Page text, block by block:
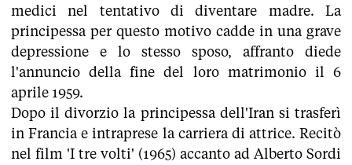
medici nel tentativo di diventare madre. La
principessa per questo motivo cadde in una grave
depressione e lo stesso sposo, affranto diede
l'annuncio della fine del loro matrimonio il 6
aprile 1959.
Dopo il divorzio la principessa dell'Iran si trasferì
in Francia e intraprese la carriera di attrice. Recitò
nel film 'I tre volti' (1965) accanto ad Alberto Sordi